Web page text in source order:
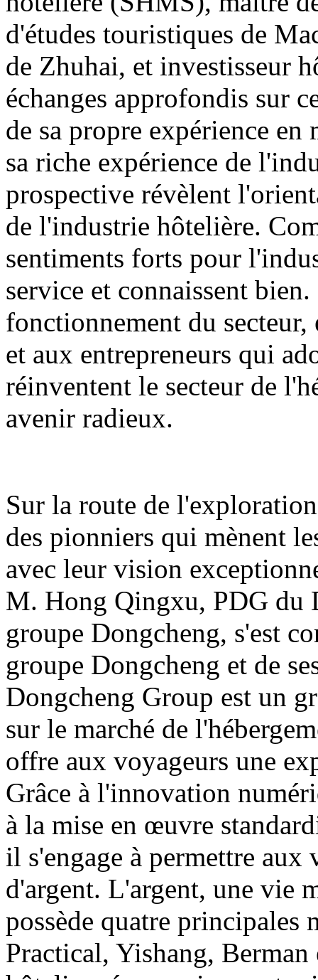
d'études touristiques de
de Zhuhai, et investisseur
échanges approfondis sur
de sa propre expérience
sa riche expérience de
prospective révèlent
de l'industrie hôtelière.
sentiments forts pour
service et connaissent
fonctionnement du
et aux entrepreneurs qui
réinventent le secteur de
avenir radieux.
Sur la route de
des pionniers qui mènent
avec leur vision
M. Hong Qingxu, PDG du
groupe Dongcheng, s'est
groupe Dongcheng et de
Dongcheng Group est un
sur le marché de
offre aux voyageurs une
Grâce à l'innovation
à la mise en œuvre
il s'engage à permettre aux
d'argent. L'argent, une vie
possède quatre principales
Practical, Yishang,